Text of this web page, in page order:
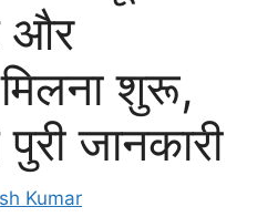
और
शुरू,
जानकारी
Kumar